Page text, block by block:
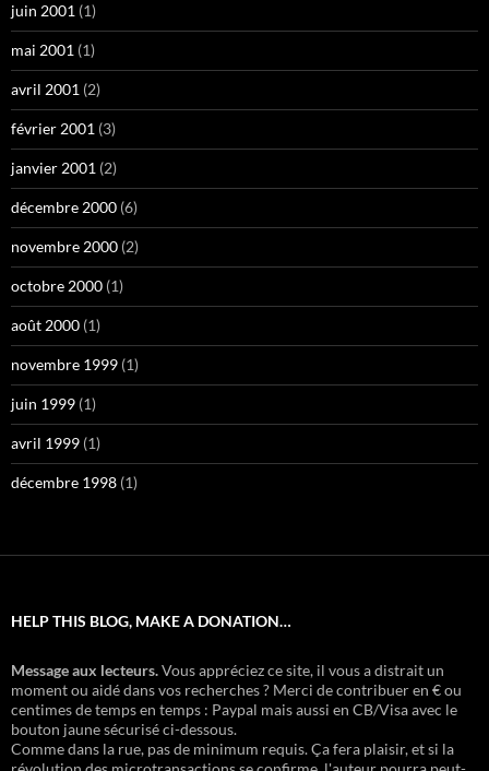
juin 2001 (1)
mai 2001 (1)
avril 2001 (2)
février 2001 (3)
janvier 2001 (2)
décembre 2000 (6)
novembre 2000 (2)
octobre 2000 (1)
août 2000 (1)
novembre 1999 (1)
juin 1999 (1)
avril 1999 (1)
décembre 1998 (1)
HELP THIS BLOG, MAKE A DONATION…
Message aux lecteurs.Vous appréciez ce site, il vous a distrait un
moment ou aidé dans vos recherches ? Merci de contribuer en € ou
centimes de temps en temps : Paypal mais aussi en CB/Visa avec le
bouton jaune sécurisé ci-dessous.
Comme dans la rue, pas de minimum requis. Ça fera plaisir, et si la